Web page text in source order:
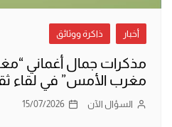
أخبار ذاكرة ووثائق
مذكرات جمال أغماني
مغرب الأمس” في لقاء
السؤال الآن 15/07/2026